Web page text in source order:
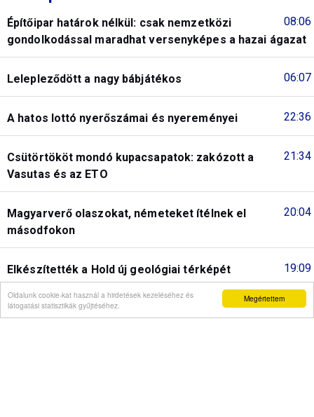
Megértettem
Oldalunk cookie-kat használ a hirdetések kezeléséhez és
látogatási statisztikák gyűjtéséhez.
08:06
Építőipar határok nélkül: csak nemzetközi
gondolkodással maradhat versenyképes a hazai ágazat
06:07
Lelepleződött a nagy bábjátékos
22:36
A hatos lottó nyerőszámai és nyereményei
21:34
Csütörtököt mondó kupacsapatok: zakózott a
Vasutas és az ETO
20:04
Magyarverő olaszokat, németeket ítélnek el
másodfokon
19:09
Elkészítették a Hold új geológiai térképét
18:07
Ősszel elindulhat a személyforgalom a Budapest-